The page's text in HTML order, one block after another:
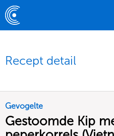
Recept detail
Gevogelte
Gestoomde Kip